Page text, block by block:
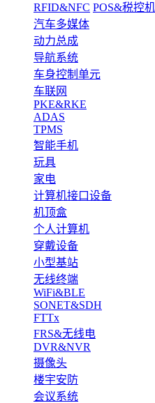
RFID&NFC POS&税控机
汽车多媒体
动力总成
导航系统
车身控制单元
车联网
PKE&RKE
ADAS
TPMS
智能手机
玩具
家电
计算机接口设备
机顶盒
个人计算机
穿戴设备
小型基站
无线终端
WiFi&BLE
SONET&SDH
FTTx
FRS&无线电
DVR&NVR
摄像头
楼宇安防
会议系统